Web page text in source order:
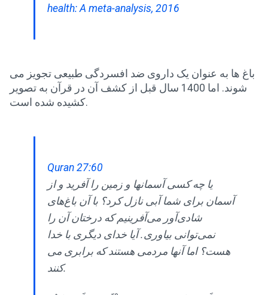
health: A meta-analysis, 2016
باغ ها به عنوان یک داروی ضد افسردگی طبیعی تجویز می
شوند. اما 1400 سال قبل از کشف آن در قرآن به تصویر
کشیده شده است.
Quran 27:60
یا چه کسی آسمانها و زمین را آفرید و از
آسمان برای شما آبی نازل کرد؟ با آن باغ‌های
شادی‌آور می‌آفرینیم که درختان آن را
نمی‌توانی بیاوری. آیا خدای دیگری با خدا
هست؟ اما آنها مردمی هستند که برابری می
کنند.